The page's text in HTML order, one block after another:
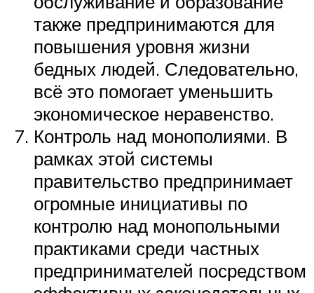
также предпринимаются для
повышения уровня жизни
бедных людей. Следовательно,
всё это помогает уменьшить
экономическое неравенство.
Контроль над монополиями. В
рамках этой системы
правительство предпринимает
огромные инициативы по
контролю над монопольными
практиками среди частных
предпринимателей посредством